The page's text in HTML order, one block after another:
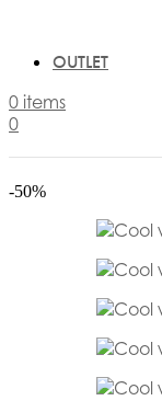
OUTLET
0 items
0
-50%